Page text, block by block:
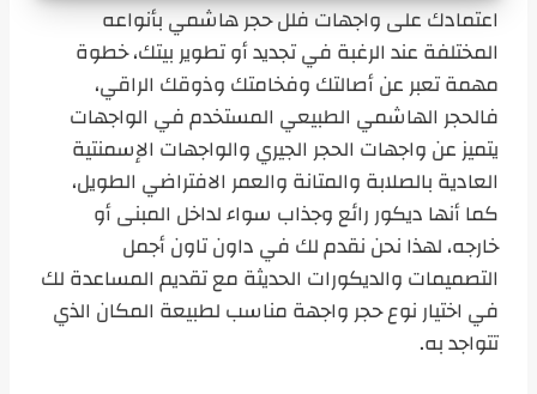
اعتمادك على واجهات فلل حجر هاشمي بأنواعه
المختلفة عند الرغبة في تجديد أو تطوير بيتك، خطوة
مهمة تعبر عن أصالتك وفخامتك وذوقك الراقي،
فالحجر الهاشمي الطبيعي المستخدم في الواجهات
يتميز عن واجهات الحجر الجيري والواجهات الإسمنتية
العادية بالصلابة والمتانة والعمر الافتراضي الطويل،
كما أنها ديكور رائع وجذاب سواء لداخل المبنى أو
خارجه، لهذا نحن نقدم لك في داون تاون أجمل
التصميمات والديكورات الحديثة مع تقديم المساعدة لك
في اختيار نوع حجر واجهة مناسب لطبيعة المكان الذي
تتواجد به.